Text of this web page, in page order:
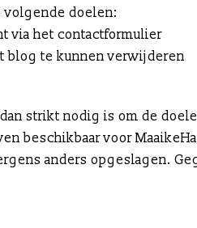
volgende doelen:
via het contactformulier
blog te kunnen verwijderen
strikt nodig is om de
beschikbaar voor
anders opgeslagen.